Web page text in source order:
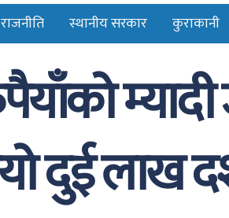
राजनीति स्थानीय सरकार कुराकानी
दुई लाख